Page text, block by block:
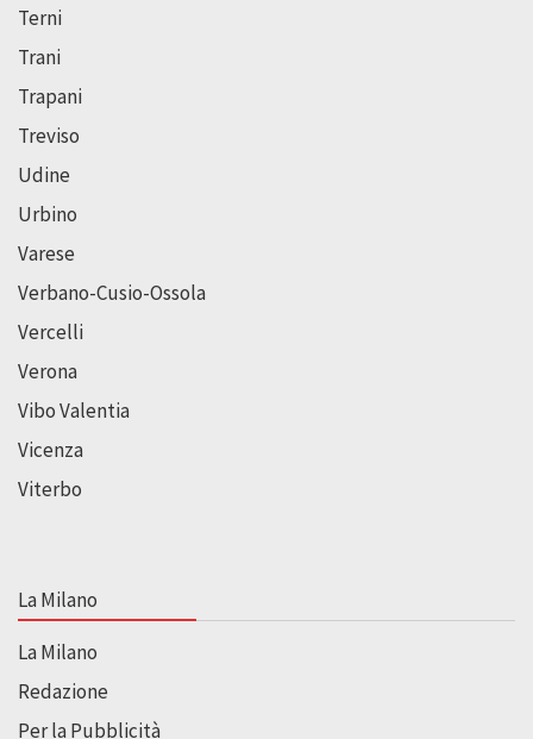
Terni
Trani
Trapani
Treviso
Udine
Urbino
Varese
Verbano-Cusio-Ossola
Vercelli
Verona
Vibo Valentia
Vicenza
Viterbo
La Milano
La Milano
Redazione
Per la Pubblicità